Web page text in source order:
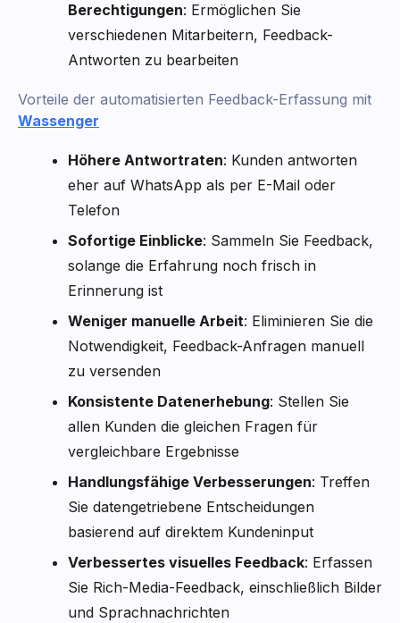
Berechtigungen: Ermöglichen Sie
verschiedenen Mitarbeitern, Feedback-
Antworten zu bearbeiten
Vorteile der automatisierten Feedback-Erfassung mit
Wassenger
Höhere Antwortraten: Kunden antworten
eher auf WhatsApp als per E-Mail oder
Telefon
Sofortige Einblicke: Sammeln Sie Feedback,
solange die Erfahrung noch frisch in
Erinnerung ist
Weniger manuelle Arbeit: Eliminieren Sie die
Notwendigkeit, Feedback-Anfragen manuell
zu versenden
Konsistente Datenerhebung: Stellen Sie
allen Kunden die gleichen Fragen für
vergleichbare Ergebnisse
Handlungsfähige Verbesserungen: Treffen
Sie datengetriebene Entscheidungen
basierend auf direktem Kundeninput
Verbessertes visuelles Feedback: Erfassen
Sie Rich-Media-Feedback, einschließlich Bilder
und Sprachnachrichten